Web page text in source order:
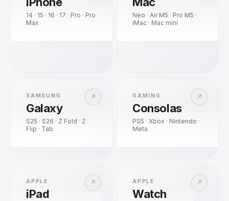
14 · 15 · 16 · 17 · Pro · Pro
Max
Neo · Air M5 · Pro M5 ·
iMac · Mac mini
↗
SAMSUNG
Galaxy
S25 · S26 · Z Fold · Z
Flip · Tab
↗
GAMING
Consolas
PS5 · Xbox · Nintendo ·
Meta
↗
APPLE
iPad
↗
APPLE
Watch